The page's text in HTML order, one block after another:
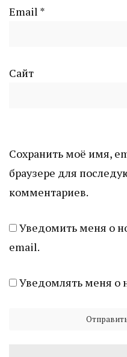
Email *
Сайт
Сохранить моё имя,
браузере для
комментариев.
Уведомить меня о
email.
Уведомлять меня о